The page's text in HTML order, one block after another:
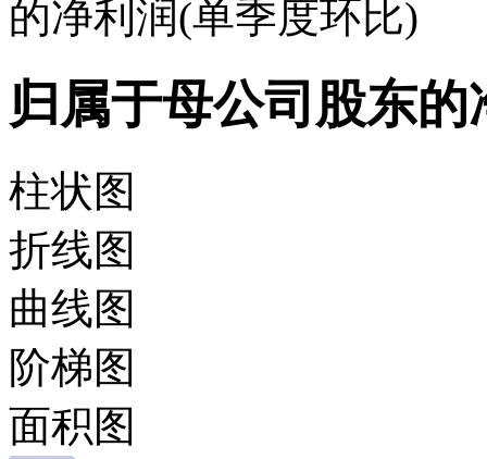
的净利润(单季度环比)
归属于母公司股东
柱状图
折线图
曲线图
阶梯图
面积图